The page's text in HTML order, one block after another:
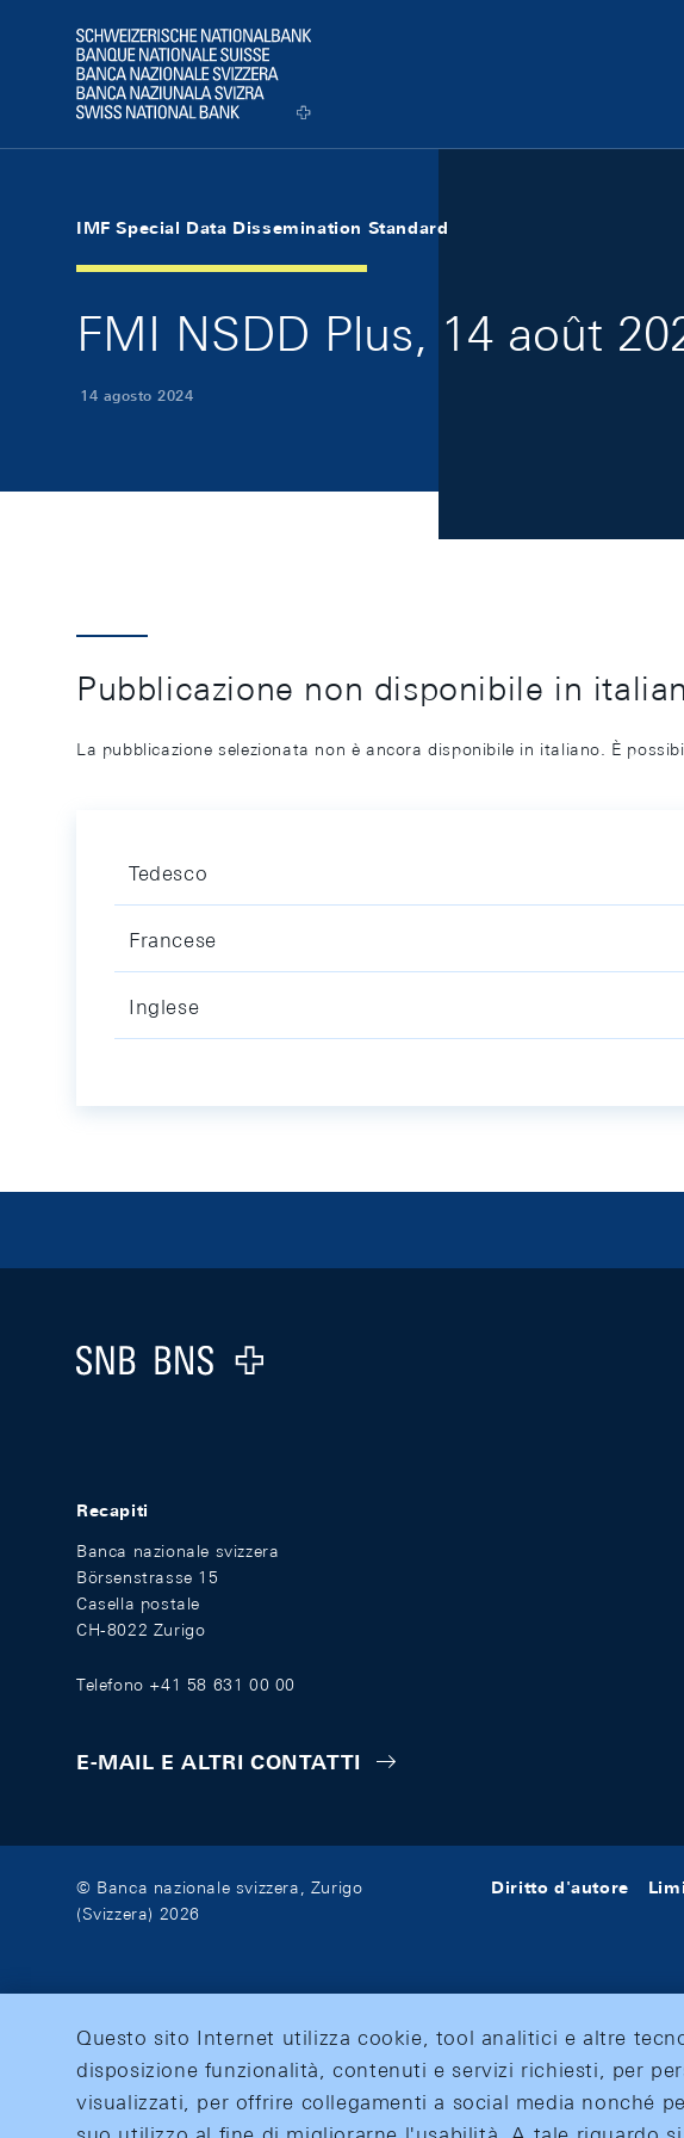
Logo
IMF Special Data Dissemination Standard
FMI NSDD Plus, 14 août
14 agosto 2024
Pubblicazione non disponibile in
La pubblicazione selezionata non è ancora disponibile in italiano. È
Tedesco
Francese
Inglese
Logo
Recapiti
Banca nazionale svizzera
Börsenstrasse 15
Casella postale
CH-8022 Zurigo
Telefono +41 58 631 00 00
E-MAIL E ALTRI CONTATTI
© Banca nazionale svizzera, Zurigo
(Svizzera) 2026
Diritto d'autore
Questo sito Internet utilizza cookie, tool analitici e altre
disposizione funzionalità, contenuti e servizi richiesti, per
visualizzati, per offrire collegamenti a social media nonché